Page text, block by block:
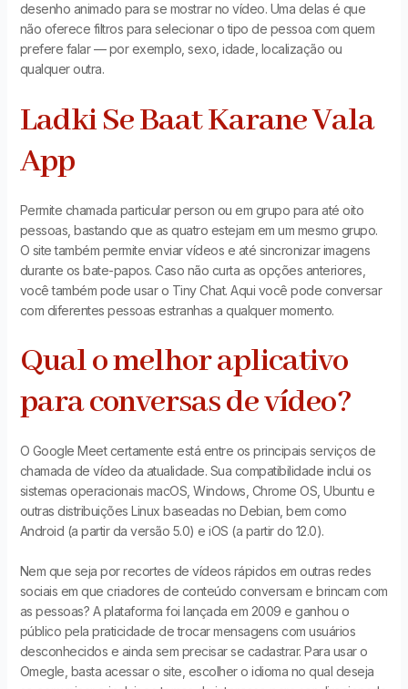
desenho animado para se mostrar no vídeo. Uma delas é que
não oferece filtros para selecionar o tipo de pessoa com quem
prefere falar — por exemplo, sexo, idade, localização ou
qualquer outra.
Ladki Se Baat Karane Vala
App
Permite chamada particular person ou em grupo para até oito
pessoas, bastando que as quatro estejam em um mesmo grupo.
O site também permite enviar vídeos e até sincronizar imagens
durante os bate-papos. Caso não curta as opções anteriores,
você também pode usar o Tiny Chat. Aqui você pode conversar
com diferentes pessoas estranhas a qualquer momento.
Qual o melhor aplicativo
para conversas de vídeo?
O Google Meet certamente está entre os principais serviços de
chamada de vídeo da atualidade. Sua compatibilidade inclui os
sistemas operacionais macOS, Windows, Chrome OS, Ubuntu e
outras distribuições Linux baseadas no Debian, bem como
Android (a partir da versão 5.0) e iOS (a partir do 12.0).
Nem que seja por recortes de vídeos rápidos em outras redes
sociais em que criadores de conteúdo conversam e brincam com
as pessoas? A plataforma foi lançada em 2009 e ganhou o
público pela praticidade de trocar mensagens com usuários
desconhecidos e ainda sem precisar se cadastrar. Para usar o
Omegle, basta acessar o site, escolher o idioma no qual deseja